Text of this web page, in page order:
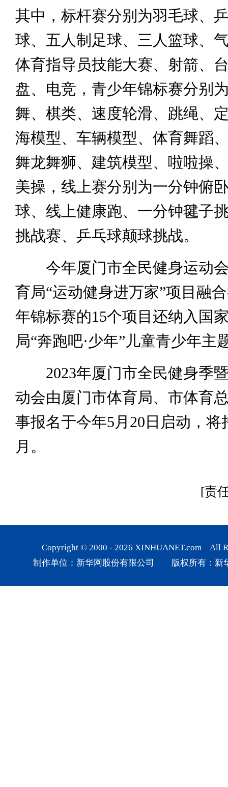
其中，标杆赛分别为羽毛球、
球、五人制足球、三人篮球、
体育指导员技能大赛、射箭、
盘、电竞，青少年锦标赛分别
舞、棋类、速度轮滑、跳绳、
海模型、车辆模型、体育舞蹈
舞龙舞狮、建筑模型、啦啦操
美操，线上赛分别为一分钟俯
球、线上健康跑、一分钟毽子
挑战赛、乒乓球颠球挑战。
今年厦门市全民健身运动会
育局“运动健身进万家”项目融
年锦标赛的15个项目还纳入国
局“奔跑吧·少年”儿童青少年主
2023年厦门市全民健身季
动会由厦门市体育局、市体育
事报名于今年5月20日启动，将
月。
[责
Copyright © 2000 - 2026 XINHUANET.com All
制作单位：新华网股份有限公司 版权所有：新